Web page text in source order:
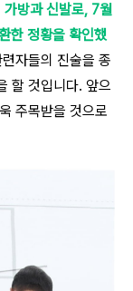
방과 신발로, 7월
한 정황을 확인했
자들의 진술을 종
할 것입니다. 앞으
주목받을 것으로